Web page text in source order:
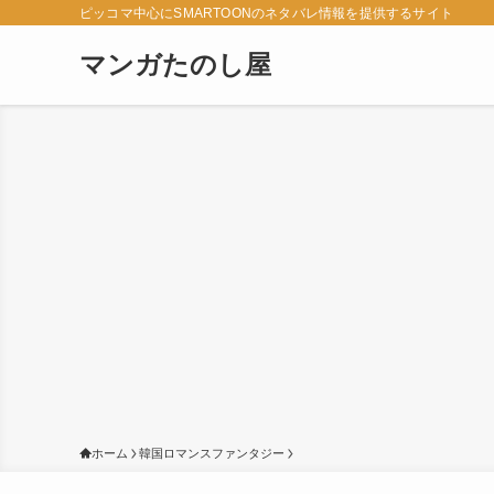
ピッコマ中心にSMARTOONのネタバレ情報を提供するサイト
マンガたのし屋
ホーム 韓国ロマンスファンタジー